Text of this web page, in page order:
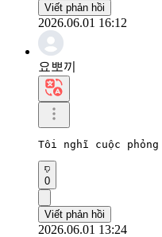
Viết phản hồi
2026.06.01 16:12
요뽀끼
Tôi nghĩ cuộc
0
Viết phản hồi
2026.06.01 13:24